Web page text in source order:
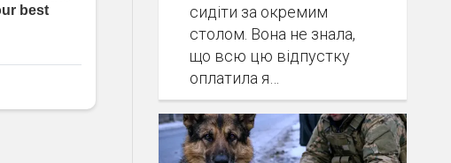
сидіти за окремим
столом. Вона не знала,
що всю цю відпустку
оплатила я…